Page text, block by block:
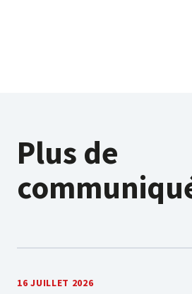
Plus de
16 JUILLET 2026